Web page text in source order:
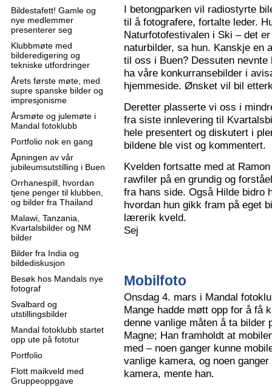
Bildestafett! Gamle og
nye medlemmer
presenterer seg
Klubbmøte med
bilderedigering og
tekniske utfordringer
Årets første møte, med
supre spanske bilder og
impresjonisme
Årsmøte og julemøte i
Mandal fotoklubb
Portfolio nok en gang
Åpningen av vår
jubileumsutstilling i Buen
Orrhanespill, hvordan
tjene penger til klubben,
og bilder fra Thailand
Malawi, Tanzania,
Kvartalsbilder og NM
bilder
Bilder fra India og
bildediskusjon
Besøk hos Mandals nye
fotograf
Svalbard og
utstillingsbilder
Mandal fotoklubb startet
opp ute på fototur
Portfolio
Flott maikveld med
Gruppeoppgave
I betongparken vil radiostyrte
til å fotografere, fortalte leder.
Naturfotofestivalen i Ski – det
naturbilder, sa hun. Kanskje en
til oss i Buen? Dessuten
ha våre konkurransebilder i
hjemmeside. Ønsket vil bil
Deretter plasserte vi oss i
fra siste innlevering til
hele presentert og diskutert i
bildene ble vist og kommentert.
Kvelden fortsatte med at
rawfiler på en grundig og
fra hans side. Også Hilde bidro
hvordan hun gikk fram på eget
lærerik kveld.
Sej
Mobilfoto
Onsdag 4. mars i Mandal
Mange hadde møtt opp for å få
denne vanlige måten å ta bilder
Magne; Han framholdt at
med – noen ganger kunne
vanlige kamera, og noen
kamera, mente han.